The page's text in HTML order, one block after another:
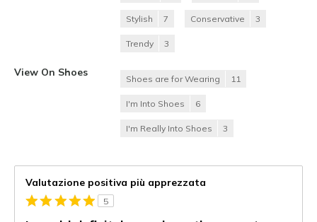
Stylish 7 Conservative 3
Trendy 3
View On Shoes
Shoes are for Wearing 11
I'm Into Shoes 6
I'm Really Into Shoes 3
Valutazione positiva più apprezzata
5